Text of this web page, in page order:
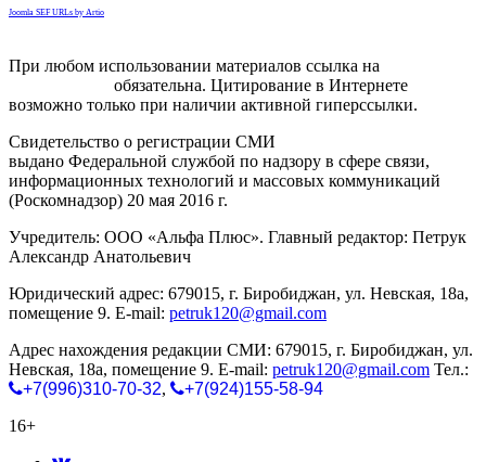
Joomla SEF URLs by Artio
При любом использовании материалов ссылка на
обязательна. Цитирование в Интернете
возможно только при наличии активной гиперссылки.
Свидетельство о регистрации СМИ
выдано Федеральной службой по надзору в сфере связи,
информационных технологий и массовых коммуникаций
(Роскомнадзор) 20 мая 2016 г.
Учредитель: ООО «Альфа Плюс». Главный редактор: Петрук
Александр Анатольевич
Юридический адрес: 679015, г. Биробиджан, ул. Невская, 18а,
помещение 9. E-mail: petruk120@gmail.com
Адрес нахождения редакции СМИ: 679015, г. Биробиджан, ул.
Невская, 18а, помещение 9. E-mail: petruk120@gmail.com Тел.:
+7(996)310-70-32,
+7(924)155-58-94
16+